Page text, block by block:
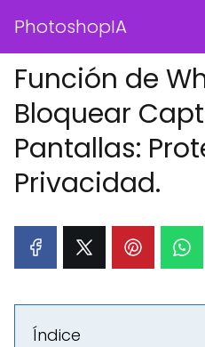
PhotoshopIA
Función de
Bloquear
Pantallas:
Privacidad.
Índice